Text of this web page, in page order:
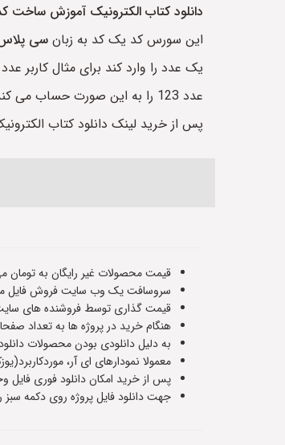
دانلود کتاب الکترونیک آموزش
این سورس کد یک کد به زبان سی
عدد 123 را به این صورت حساب می کند 1 بعلاوه 2 بعلاوه سه که جمعا می شود 6 را در خروجی نمایش می دهد.
پس از خرید لینک دانلود کتاب
قیمت محصولات غیر رایگان به تومان
سروسافت یک وب سایت فروش فایل
قیمت گذاری توسط فروشنده های
هنگام خرید در پروژه ها به تعداد
به دلیل دانلودی بودن محصولات
معمولا نمودارهای ای آر، موردکاربرد(یوزکیس) 1 نمودار هستند و سناریوهای پایگاه داده حدودا 5 یا 6 صفحه هستند،اطلاعات دقیق هر فایل در صفحه
پس از خرید امکان دانلود فوری فایل
جهت دانلود فایل پروژه روی دکمه سبز